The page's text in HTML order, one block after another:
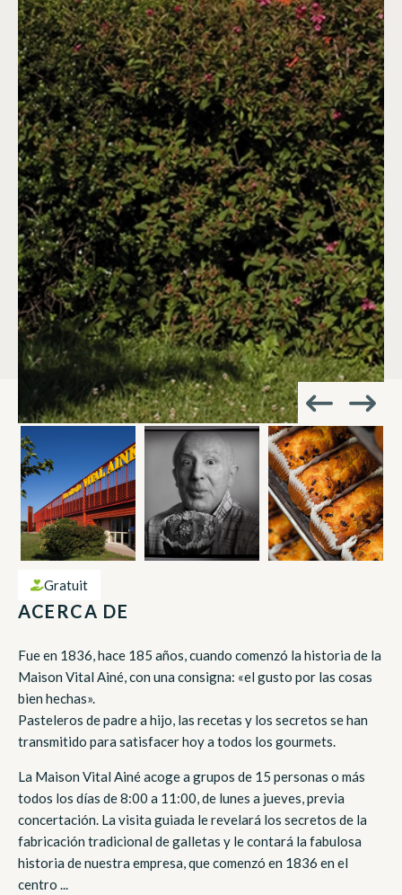
Gratuit
ACERCA DE
Fue en 1836, hace 185 años, cuando comenzó la historia de la
Maison Vital Ainé, con una consigna: «el gusto por las cosas
bien hechas».
Pasteleros de padre a hijo, las recetas y los secretos se han
transmitido para satisfacer hoy a todos los gourmets.
La Maison Vital Ainé acoge a grupos de 15 personas o más
todos los días de 8:00 a 11:00, de lunes a jueves, previa
concertación. La visita guiada le revelará los secretos de la
fabricación tradicional de galletas y le contará la fabulosa
historia de nuestra empresa, que comenzó en 1836 en el
centro ...